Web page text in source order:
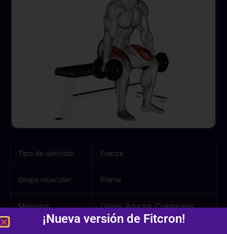
Tipo de ejercicio: Fuerza
Grupo muscular: Pierna
Músculos
involucrados:
Glúteo, Aductor, Cuádriceps,
Gemelo
¡Nueva versión de Fitcron!